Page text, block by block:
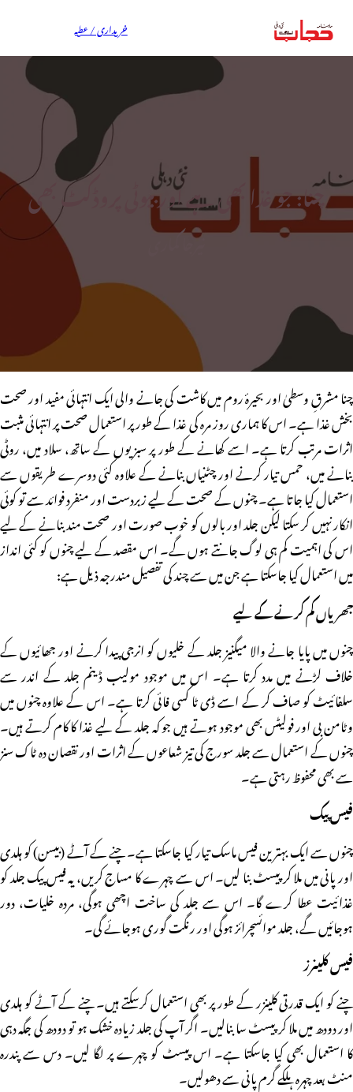
خریداری / عطیہ
چنا: جو غذا بھی ہے اور بیوٹی پروڈکٹ بھی
نیرجا کماری
چنا مشرقِ وسطیٰ اور بحیرۂ روم میں کاشت کی جانے والی ایک انتہائی مفید اور صحت
بخش غذا ہے۔ اس کا ہماری روز مرہ کی غذا کے طور پر استعمال صحت پر انتہائی مثبت
اثرات مرتب کرتا ہے۔ اسے کھانے کے طور پر سبزیوں کے ساتھ، سلاد میں، روٹی
بنانے میں، حمس تیار کرنے اور چٹنیاں بنانے کے علاوہ کئی دوسرے طریقوں سے
استعمال کیا جاتا ہے۔ چنوں کے صحت کے لیے زبردست اور منفرد فوائد سے تو کوئی
انکار نہیں کر سکتا لیکن جلد اور بالوں کو خوب صورت اور صحت مند بنانے کے لیے
اس کی اہمیت کم ہی لوگ جانتے ہوں گے۔ اس مقصد کے لیے چنوں کو کئی انداز
میں استعمال کیا جاسکتا ہے جن میں سے چند کی تفصیل مندرجہ ذیل ہے:
جھریاں کم کرنے کے لیے
چنوں میں پایا جانے والا میگنیز جلد کے خلیوں کو انرجی پیدا کرنے اور جھائیوں کے
خلاف لڑنے میں مدد کرتا ہے۔ اس میں موجود مولیب ڈینم جلد کے اندر سے
سلفائیٹ کو صاف کر کے اسے ڈی ٹا کسی فائی کرتا ہے۔ اس کے علاوہ چنوں میں
وٹامن بی اور فولیٹس بھی موجود ہوتے ہیں جو کہ جلد کے لیے غذا کا کام کرتے ہیں۔
چنوں کے استعمال سے جلد سورج کی تیز شعاعوں کے اثرات اور نقصان دہ ٹاک سنز
سے بھی محفوظ رہتی ہے۔
فیس پیک
چنوں سے ایک بہترین فیس ماسک تیار کیا جاسکتا ہے۔ چنے کے آٹے (بیسن) کو ہلدی
اور پانی میں ملا کر پیسٹ بنا لیں۔ اس سے چہرے کا مساج کریں، یہ فیس پیک جلد کو
غذائیت عطا کرے گا۔ اس سے جلد کی ساخت اچھی ہوگی، مردہ خلیات، دور
ہوجائیں گے، جلد موائسچرائز ہوگی اور رنگت گوری ہوجائے گی۔
فیس کلینرز
چنے کو ایک قدرتی کلینزر کے طور پر بھی استعمال کرسکتے ہیں۔ چنے کے آٹے کو ہلدی
اور دودھ میں ملا کر پیسٹ سا بنالیں۔ اگر آپ کی جلد زیادہ خشک ہو تو دودھ کی جگہ دہی
کا استعمال بھی کیا جاسکتا ہے۔ اس پیسٹ کو چہرے پر لگا لیں۔ دس سے پندرہ
منٹ بعد چہرہ ہلکے گرم پانی سے دھولیں۔